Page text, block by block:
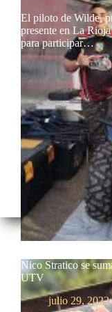
El piloto de Wilde,
presente en La
para participar…
Nico Stratico se
UTV
julio 29, 2022